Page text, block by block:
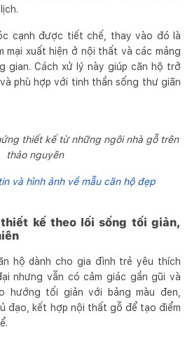
cạnh được tiết chế, thay vào đó là
mại xuất hiện ở nội thất và các mảng
gian. Cách xử lý này giúp căn hộ trở
phù hợp với tinh thần sống thư giãn
thiết kế từ những ngôi nhà gỗ trên
thảo nguyên
và hình ảnh về mẫu căn hộ đẹp
kế theo lối sống tối giản,
hộ dành cho gia đình trẻ yêu thích
nhưng vẫn có cảm giác gần gũi và
hướng tối giản với bảng màu đen,
đạo, kết hợp nội thất gỗ để tạo điểm